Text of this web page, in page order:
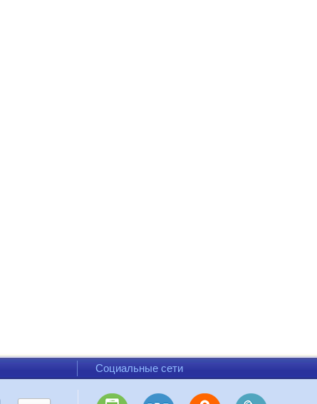
Социальные сети